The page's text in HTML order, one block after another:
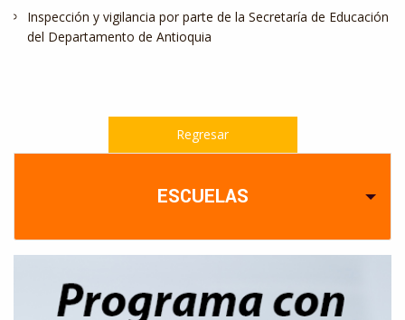
Inspección y vigilancia por parte de la Secretaría de Educación
del Departamento de Antioquia
Regresar
ESCUELAS